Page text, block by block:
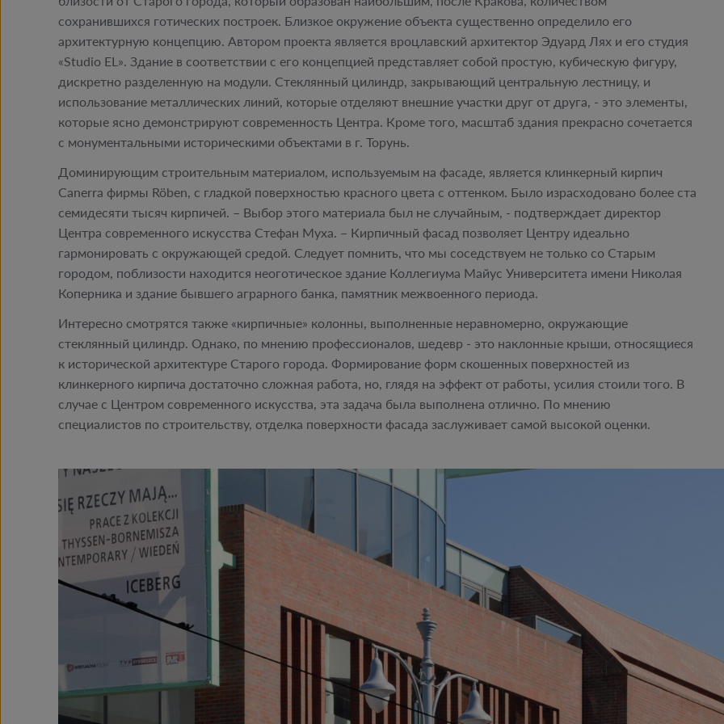
сохранившихся готических построек. Близкое окружение объекта существенно определило его
архитектурную концепцию. Автором проекта является вроцлавский архитектор Эдуард Лях и его студия
«Studio EL». Здание в соответствии с его концепцией представляет собой простую, кубическую фигуру,
дискретно разделенную на модули. Стеклянный цилиндр, закрывающий центральную лестницу, и
использование металлических линий, которые отделяют внешние участки друг от друга, - это элементы,
которые ясно демонстрируют современность Центра. Кроме того, масштаб здания прекрасно сочетается
с монументальными историческими объектами в г. Торунь.
Доминирующим строительным материалом, используемым на фасаде, является клинкерный кирпич
Canerra фирмы Röben, с гладкой поверхностью красного цвета с оттенком. Было израсходовано более ста
семидесяти тысяч кирпичей. – Выбор этого материала был не случайным, - подтверждает директор
Центра современного искусства Стефан Муха. – Кирпичный фасад позволяет Центру идеально
гармонировать с окружающей средой. Следует помнить, что мы соседствуем не только со Старым
городом, поблизости находится неоготическое здание Коллегиума Майус Университета имени Николая
Коперника и здание бывшего аграрного банка, памятник межвоенного периода.
Интересно смотрятся также «кирпичные» колонны, выполненные неравномерно, окружающие
стеклянный цилиндр. Однако, по мнению профессионалов, шедевр - это наклонные крыши, относящиеся
к исторической архитектуре Старого города. Формирование форм скошенных поверхностей из
клинкерного кирпича достаточно сложная работа, но, глядя на эффект от работы, усилия стоили того. В
случае с Центром современного искусства, эта задача была выполнена отлично. По мнению
специалистов по строительству, отделка поверхности фасада заслуживает самой высокой оценки.